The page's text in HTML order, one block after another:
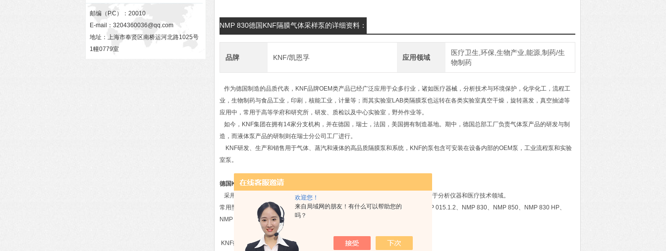
欢迎您！
来自局域网的朋友！有什么可以帮助您的
吗？
邮编（P.C）：20010
E-mail： 3204360036@qq.com
地址：上海市奉贤区南桥运河北路1025号
1幢0779室
NMP 830德国KNF隔膜气体采样泵的详细资料：
品牌 KNF/凯恩孚 应用领域
医疗卫生,环保,生物产业,能源,制药/生
物制药
作为德国制造的品质代表，KNF品牌OEM类产品已经广泛应用于众多行业，诸如医疗器械，分析技术与环境保护，化学化工，流程工
业，生物制药与食品工业，印刷，核能工业，计量等；而其实验室LAB类隔膜泵也运转在各类实验室真空干燥，旋转蒸发，真空抽滤等
应用中，常用于高等学府和研究所，研发、质检以及中心实验室，野外作业等。
如今，KNF集团在拥有14家分支机构，并在德国，瑞士，法国，美国拥有制造基地。期中，德国总部工厂负责气体泵产品的研发与制
造，而液体泵产品的研制则在瑞士分公司工厂进行。
KNF研发、生产和销售用于气体、蒸汽和液体的高品质隔膜泵和系统，KNF的泵包含可安装在设备内部的OEM泵，工业流程泵和实验
室泵。
德国KNF隔膜气体采样泵
采用专力的技术保证其高效的性能，有不同额定电压的直流电机。这些泵常被用于分析仪器和医疗技术领域。
常用型号：NMP 03、NMP 05、MMS 010、NMP 09、NMP 015、NMS 020NMP 015.1.2、NMP 830、NMP 850、NMP 830 HP、
NMP 850.1.2、NMP 830.1.2 HP、NMS 030.1.2
KNF微型隔膜气体泵